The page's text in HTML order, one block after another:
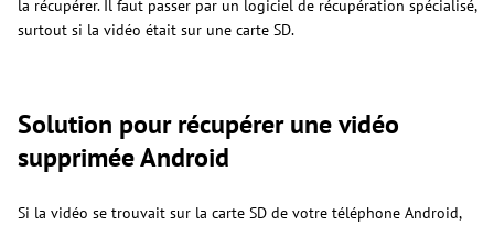
la récupérer. Il faut passer par un logiciel de récupération spécialisé,
surtout si la vidéo était sur une carte SD.
Solution pour récupérer une vidéo
supprimée Android
Si la vidéo se trouvait sur la carte SD de votre téléphone Android,